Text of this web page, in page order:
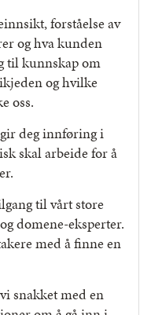
forståelse av
og hva kunden
til kunnskap om
og hvilke
oss.
deg innføring i
skal arbeide for å
til vårt store
domene-eksperter.
med å finne en
snakket med en